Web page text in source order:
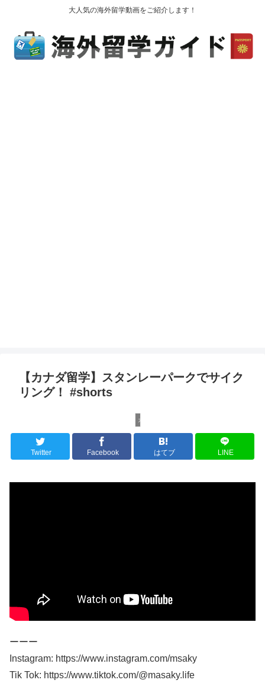
大人気の海外留学動画をご紹介します！
【カナダ留学】スタンレーパークでサイク
リング！ #shorts
カナダ留学
Twitter Facebook はてブ LINE
ーーー
Instagram: https://www.instagram.com/msaky
Tik Tok: https://www.tiktok.com/@masaky.life